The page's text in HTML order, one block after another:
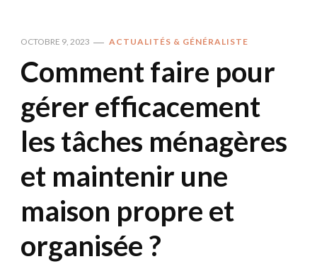
OCTOBRE 9, 2023 ACTUALITÉS & GÉNÉRALISTE
Comment faire pour
gérer efficacement
les tâches ménagères
et maintenir une
maison propre et
organisée ?